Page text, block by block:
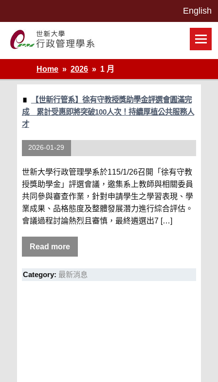
世新大學行政管理學系網站
Home
2026 1 月
【世新行管系】徐有守教授獎助學金評選會圓滿完
成 累計受惠即將突破100人次！持續厚植公共服務人
才
2026-01-29
世新大學行政管理學系於115/1/26召開「徐有守教
授獎助學金」評選會議，邀集系上教師與相關委員
共同參與審查作業，針對申請學生之學習表現、學
業成果、品格態度及整體發展潛力進行綜合評估。
會議過程討論熱烈且審慎，最終遴選出7 […]
Read more
Category: 最新消息